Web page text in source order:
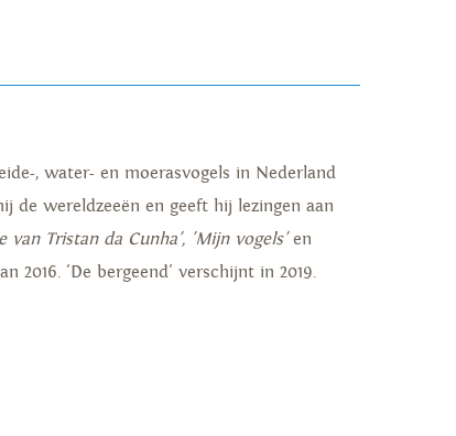
, water- en moerasvogels in Nederland
de wereldzeeën en geeft hij lezingen aan
Tristan da Cunha', 'Mijn vogels'en
2016. 'De bergeend' verschijnt in 2019.